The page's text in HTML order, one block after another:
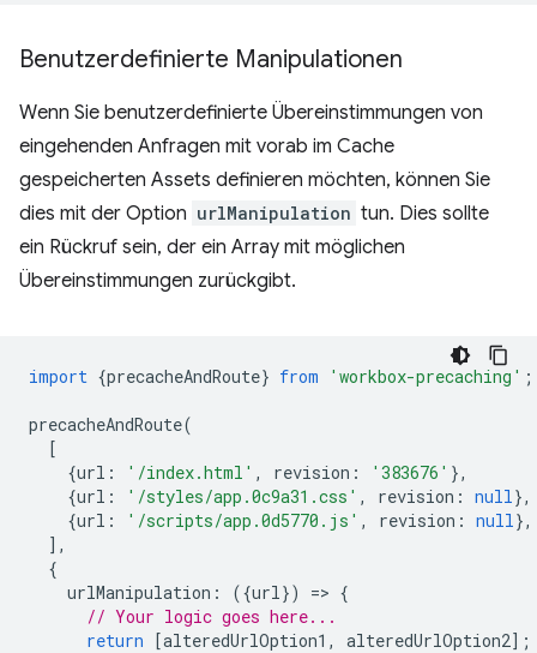
Benutzerdefinierte Manipulationen
Wenn Sie benutzerdefinierte Übereinstimmungen von
eingehenden Anfragen mit vorab im Cache
gespeicherten Assets definieren möchten, können Sie
dies mit der Option urlManipulation tun. Dies sollte
ein Rückruf sein, der ein Array mit möglichen
Übereinstimmungen zurückgibt.
import {precacheAndRoute} from 'workbox-precaching' ;
precacheAndRoute(
[
{url : '/index.html' , revision : '383676' },
{url : '/styles/app.0c9a31.css' , revision : null},
{url : '/scripts/app.0d5770.js' , revision : null},
],
{
urlManipulation : ({url}) => {
// Your logic goes here...
return [alteredUrlOption1 , alteredUrlOption2];